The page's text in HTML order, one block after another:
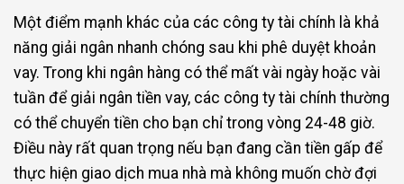
Một điểm mạnh khác của các công ty tài chính là khả
năng giải ngân nhanh chóng sau khi phê duyệt khoản
vay. Trong khi ngân hàng có thể mất vài ngày hoặc vài
tuần để giải ngân tiền vay, các công ty tài chính thường
có thể chuyển tiền cho bạn chỉ trong vòng 24-48 giờ.
Điều này rất quan trọng nếu bạn đang cần tiền gấp để
thực hiện giao dịch mua nhà mà không muốn chờ đợi